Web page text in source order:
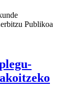
Publikoa